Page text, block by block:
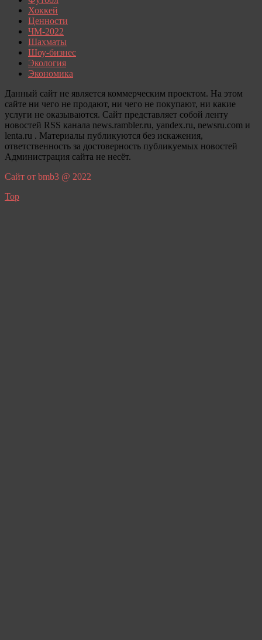
Хоккей
Ценности
ЧМ-2022
Шахматы
Шоу-бизнес
Экология
Экономика
Данный сайт не является коммерческим проектом. На этом
сайте ни чего не продают, ни чего не покупают, ни какие
услуги не оказываются. Сайт представляет собой ленту
новостей RSS канала news.rambler.ru, yandex.ru, newsru.com и
lenta.ru . Материалы публикуются без искажения,
ответственность за достоверность публикуемых новостей
Администрация сайта не несёт.
Сайт от bmb3 @ 2022
Top